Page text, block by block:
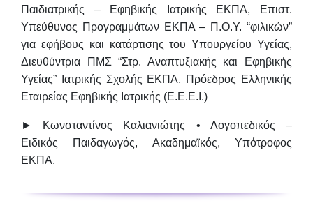
Παιδιατρικής – Εφηβικής Ιατρικής ΕΚΠΑ, Επιστ.
Υπεύθυνος Προγραμμάτων ΕΚΠΑ – Π.Ο.Υ. “φιλικών”
για εφήβους και κατάρτισης του Υπουργείου Υγείας,
Διευθύντρια ΠΜΣ “Στρ. Αναπτυξιακής και Εφηβικής
Υγείας” Ιατρικής Σχολής ΕΚΠΑ, Πρόεδρος Ελληνικής
Εταιρείας Εφηβικής Ιατρικής (Ε.Ε.Ε.Ι.)
► Κωνσταντίνος Καλιανιώτης • Λογοπεδικός –
Ειδικός Παιδαγωγός, Ακαδημαϊκός, Υπότροφος
ΕΚΠΑ.